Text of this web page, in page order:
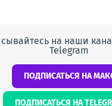
на наши
Telegram
ПОДПИСАТЬСЯ НА
ПОДПИСАТЬСЯ НА